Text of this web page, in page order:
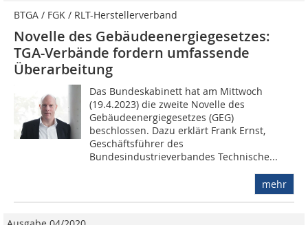
BTGA / FGK / RLT-Herstellerverband
Novelle des Gebäudeenergiegesetzes:
TGA-Verbände fordern umfassende
Überarbeitung
Das Bundeskabinett hat am Mittwoch
(19.4.2023) die zweite Novelle des
Gebäudeenergiegesetzes (GEG)
beschlossen. Dazu erklärt Frank Ernst,
Geschäftsführer des
Bundesindustrieverbandes Technische...
mehr